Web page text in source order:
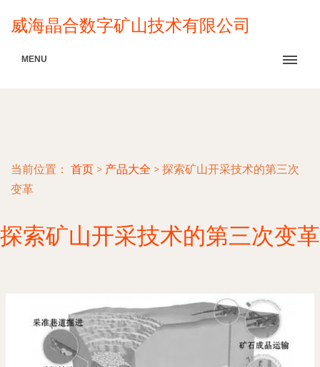
威海晶合数字矿山技术有限公司
MENU
当前位置： 首页 > 产品大全 > 探索矿山开采技术的第三次
变革
探索矿山开采技术的第三次变革